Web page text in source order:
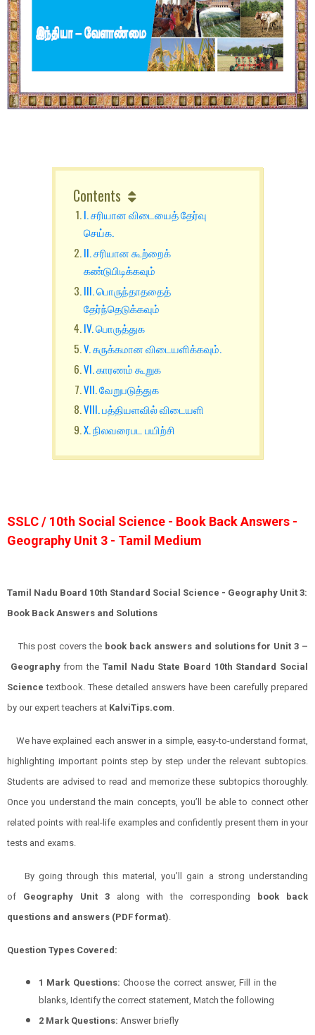
Contents
I. சரியான விடையைத் தேர்வு
செய்க.
II. சரியான கூற்றைக்
கண்டுபிடிக்கவும்
III. பொருந்தாததைத்
தேர்ந்தெடுக்கவும்
IV. பொருத்துக
V. சுருக்கமான விடையளிக்கவும்.
VI. காரணம் கூறுக
VII. வேறுபடுத்துக
VIII. பத்தியளவில் விடையளி
X. நிலவரைபட பயிற்சி
SSLC / 10th Social Science - Book Back Answers -
Geography Unit 3 - Tamil Medium
Tamil Nadu Board 10th Standard Social Science - Geography Unit 3:
Book Back Answers and Solutions
This post covers the book back answers and solutions for Unit 3 –
Geographyfrom the Tamil Nadu State Board 10th Standard Social
Science textbook. These detailed answers have been carefully prepared
by our expert teachers at KalviTips.com
We have explained each answer in a simple, easy-to-understand format,
highlighting important points step by step under the relevant subtopics.
Students are advised to read and memorize these subtopics thoroughly.
Once you understand the main concepts, you’ll be able to connect other
related points with real-life examples and confidently present them in your
tests and exams.
By going through this material, you’ll gain a strong understanding
of GeographyUnit 3along with the corresponding
book back
questions and answers (PDF format)
Question Types Covered:
1 Mark Questions: Choose the correct answer, Fill in the
blanks, Identify the correct statement, Match the following
2 Mark Questions: Answer briefly